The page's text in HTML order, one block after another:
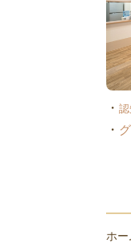
・
・
ホー